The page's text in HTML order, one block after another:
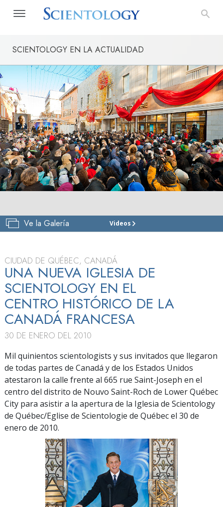
SCIENTOLOGY EN LA ACTUALIDAD
Ve la Galería Videos
IGLESIA
DE
QUEBEC
VISITAR
GRAN
INAUGURACIÓN
CIUDAD DE QUÉBEC, CANADÁ
UNA NUEVA IGLESIA DE
SCIENTOLOGY EN EL
CENTRO HISTÓRICO DE LA
CANADÁ FRANCESA
30 DE ENERO DEL 2010
Mil quinientos scientologists y sus invitados que llegaron
de todas partes de Canadá y de los Estados Unidos
atestaron la calle frente al 665 rue Saint-Joseph en el
centro del distrito de Nouvo Saint-Roch de Lower Québec
City para asistir a la apertura de la Iglesia de Scientology
de Québec/Eglise de Scientologie de Québec el 30 de
enero de 2010.